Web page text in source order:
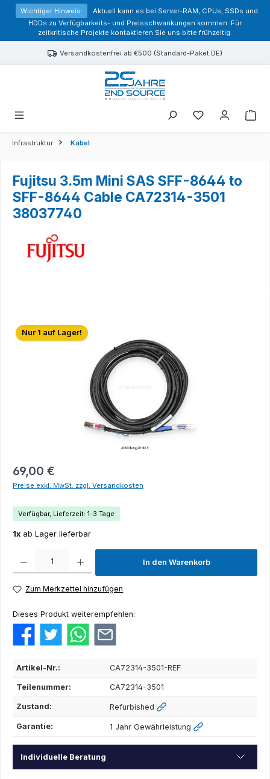
springen
Wichtiger Hinweis:
Aktuell kann es bei Server-RAM, CPUs, SSDs und
HDDs zu Verfügbarkeits- und Preisschwankungen kommen. Für
zeitkritische Projekte kontaktieren Sie uns bitte frühzeitig.
Versandkostenfrei ab €500 (Standard-Paket DE)
Sie haben 0
Infrastruktur Kabel
Fujitsu 3.5m Mini SAS SFF-8644 to
SFF-8644 Cable CA72314-3501
38037740
Bildergalerie überspringen
Nur 1 auf Lager!
69,00 €
Preise exkl. MwSt. zzgl. Versandkosten
Verfügbar, Lieferzeit: 1-3 Tage
1x ab Lager lieferbar
In den Warenkorb
Zum Merkzettel hinzufügen
Dieses Produkt weiterempfehlen:
Artikel-Nr.: CA72314-3501-REF
Teilenummer: CA72314-3501
Zustand: Refurbished
Garantie: 1 Jahr Gewährleistung
Individuelle Beratung